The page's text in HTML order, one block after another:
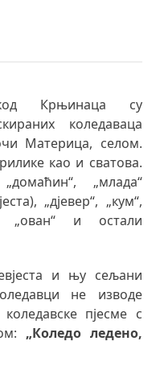
код Крњинаца су
коледаваца
Материца, селом.
као и сватова.
„млада“
„дјевер“, „кум“,
„ован“ и остали
и њу сељани
не изводе
пјесме с
„Коледо ледено,